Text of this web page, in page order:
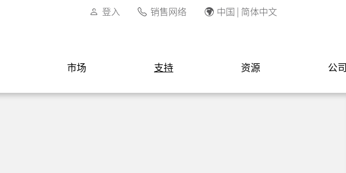
登入 销售网络 中国 | 简体中文
市场 支持 资源 公